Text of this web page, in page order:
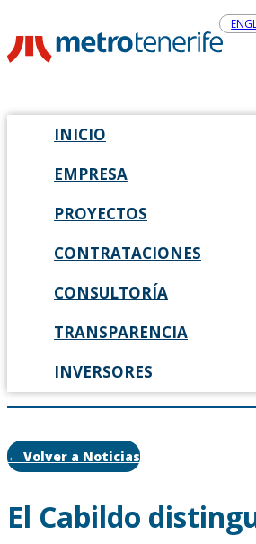
INICIO
EMPRESA
PROYECTOS
CONTRATACIONES
CONSULTORÍA
TRANSPARENCIA
INVERSORES
← Volver a Noticias
El Cabildo